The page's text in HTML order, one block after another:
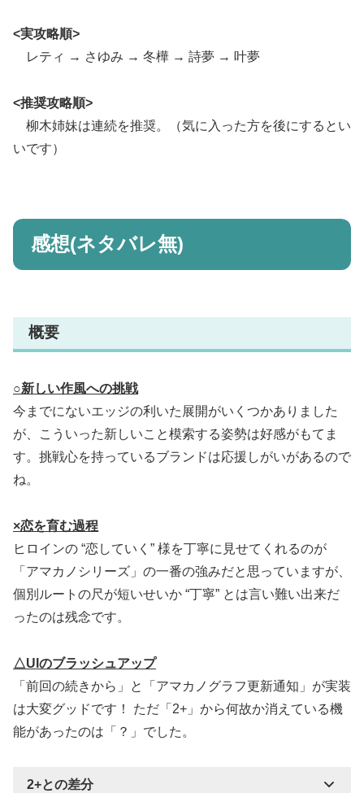
<実攻略順>
レティ → さゆみ → 冬樺 → 詩夢 → 叶夢
<推奨攻略順>
柳木姉妹は連続を推奨。（気に入った方を後にするとい
いです）
感想(ネタバレ無)
概要
○新しい作風への挑戦
今までにないエッジの利いた展開がいくつかありました
が、こういった新しいこと模索する姿勢は好感がもてま
す。挑戦心を持っているブランドは応援しがいがあるので
ね。
×恋を育む過程
ヒロインの “恋していく” 様を丁寧に見せてくれるのが
「アマカノシリーズ」の一番の強みだと思っていますが、
個別ルートの尺が短いせいか “丁寧” とは言い難い出来だ
ったのは残念です。
△UIのブラッシュアップ
「前回の続きから」と「アマカノグラフ更新通知」が実装
は大変グッドです！ ただ「2+」から何故か消えている機
能があったのは「？」でした。
2+との差分